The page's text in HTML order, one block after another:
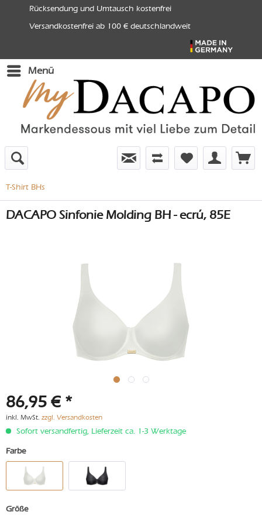
Rücksendung und Umtausch kostenfrei
Versandkostenfrei ab 100 € deutschlandweit
Menü
T-Shirt BHs
DACAPO Sinfonie Molding BH - ecrú, 85E
86,95 € *
inkl. MwSt. zzgl. Versandkosten
Sofort versandfertig, Lieferzeit ca. 1-3 Werktage
Farbe
Größe